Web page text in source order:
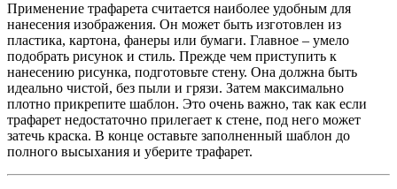
Применение трафарета считается наиболее удобным для
нанесения изображения. Он может быть изготовлен из
пластика, картона, фанеры или бумаги. Главное – умело
подобрать рисунок и стиль. Прежде чем приступить к
нанесению рисунка, подготовьте стену. Она должна быть
идеально чистой, без пыли и грязи. Затем максимально
плотно прикрепите шаблон. Это очень важно, так как если
трафарет недостаточно прилегает к стене, под него может
затечь краска. В конце оставьте заполненный шаблон до
полного высыхания и уберите трафарет.